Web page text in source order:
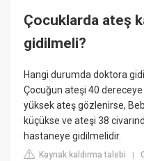
Çocuklarda ateş
gidilmeli?
Hangi durumda doktora
Çocuğun ateşi 40 dereceye
yüksek ateş gözlenirse,
küçükse ve ateşi 38
hastaneye gidilmelidir.
Kaynak kaldırma talebi |